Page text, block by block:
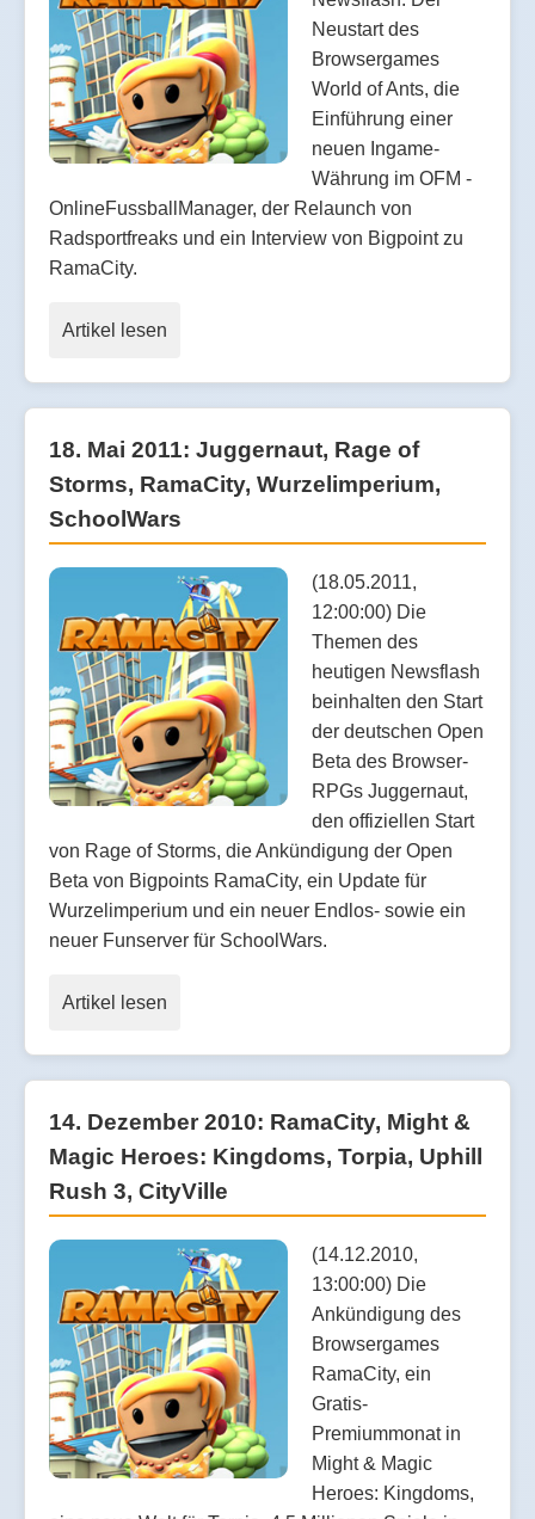
Neustart des
Browsergames
World of Ants, die
Einführung einer
neuen Ingame-
Währung im OFM -
OnlineFussballManager, der Relaunch von
Radsportfreaks und ein Interview von Bigpoint zu
RamaCity.
Artikel lesen
18. Mai 2011: Juggernaut, Rage of
Storms, RamaCity, Wurzelimperium,
SchoolWars
(18.05.2011,
12:00:00) Die
Themen des
heutigen Newsflash
beinhalten den Start
der deutschen Open
Beta des Browser-
RPGs Juggernaut,
den offiziellen Start
von Rage of Storms, die Ankündigung der Open
Beta von Bigpoints RamaCity, ein Update für
Wurzelimperium und ein neuer Endlos- sowie ein
neuer Funserver für SchoolWars.
Artikel lesen
14. Dezember 2010: RamaCity, Might &
Magic Heroes: Kingdoms, Torpia, Uphill
Rush 3, CityVille
(14.12.2010,
13:00:00) Die
Ankündigung des
Browsergames
RamaCity, ein
Gratis-
Premiummonat in
Might & Magic
Heroes: Kingdoms,